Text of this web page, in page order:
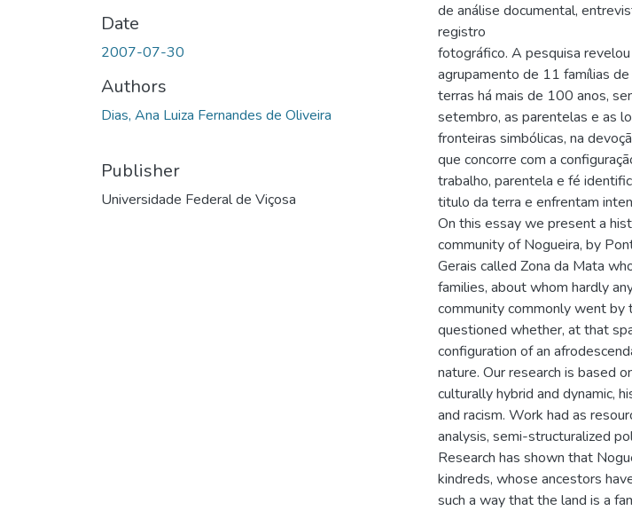
Date
2007-07-30
Authors
Dias, Ana Luiza Fernandes de Oliveira
Publisher
Universidade Federal de Viçosa
de análise documental,
registro
fotográfico. A pesquisa
agrupamento de 11 famílias
terras há mais de 100 anos,
setembro, as parentelas e as
fronteiras simbólicas, na
que concorre com a
trabalho, parentela e fé
titulo da terra e enfrentam
On this essay we present a
community of Nogueira, by
Gerais called Zona da Mata
families, about whom hardly
community commonly went by
questioned whether, at that
configuration of an
nature. Our research is based
culturally hybrid and dynamic,
and racism. Work had as
analysis, semi-structuralized
Research has shown that
kindreds, whose ancestors
such a way that the land is a